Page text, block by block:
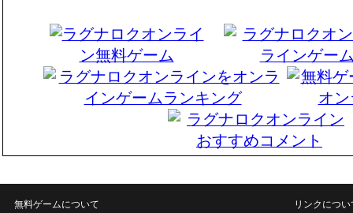
無料ゲームについて リンクについ